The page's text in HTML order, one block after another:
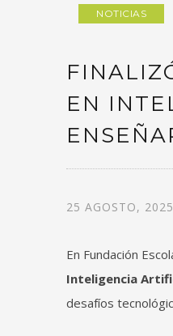
NOTICIAS
EN
25 AGOSTO, 2025
En Fundación
Inteligencia
desafíos